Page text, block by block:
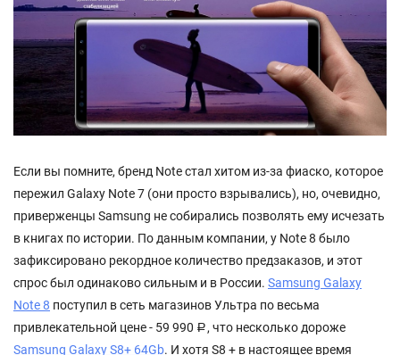
Если вы помните, бренд Note стал хитом из-за фиаско, которое
пережил Galaxy Note 7 (они просто взрывались), но, очевидно,
приверженцы Samsung не собирались позволять ему исчезать
в книгах по истории. По данным компании, у Note 8 было
зафиксировано рекордное количество предзаказов, и этот
спрос был одинаково сильным и в России. Samsung Galaxy
Note 8 поступил в сеть магазинов Ультра по весьма
привлекательной цене - 59 990 Р , что несколько дороже
Samsung Galaxy S8+ 64Gb. И хотя S8 + в настоящее время